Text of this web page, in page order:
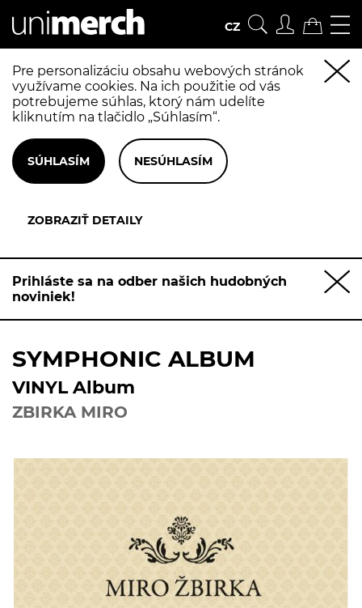
CZ
Pre personalizáciu obsahu webových stránok
využívame cookies. Na ich použitie od vás
potrebujeme súhlas, ktorý nám udelíte
kliknutím na tlačidlo „Súhlasím“.
Prihláste sa na odber našich hudobných
noviniek!
SYMPHONIC ALBUM
VINYL Album
ZBIRKA MIRO